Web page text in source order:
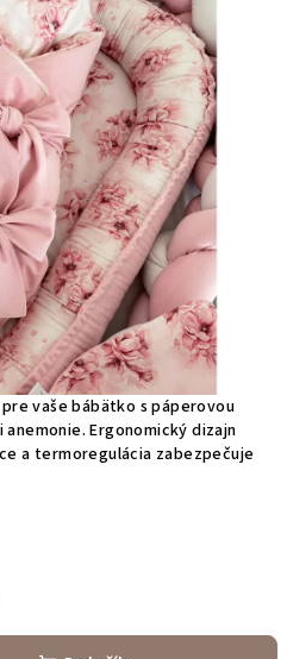
vaše bábätko s páperovou
Ergonomický dizajn
a termoregulácia zabezpečuje